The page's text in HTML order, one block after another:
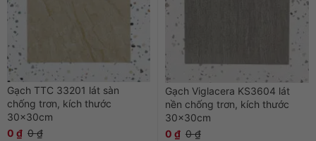
Gạch TTC 33201 lát sàn
chống trơn, kích thước
30x30cm
0 ₫ 0₫
Gạch Viglacera KS3604 lát
nền chống trơn, kích thước
30x30cm
0 ₫ 0₫